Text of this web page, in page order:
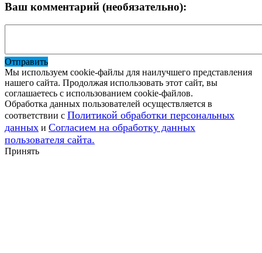
Ваш комментарий (необязательно):
Отправить
Мы используем cookie-файлы для наилучшего представления
нашего сайта. Продолжая использовать этот сайт, вы
соглашаетесь с использованием cookie-файлов.
Обработка данных пользователей осуществляется в
соответствии с Политикой обработки персональных
данных и Согласием на обработку данных
пользователя сайта.
Принять